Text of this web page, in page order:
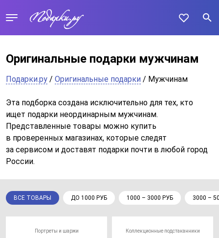
Оригинальные подарки мужчинам
Подарки.ру / Оригинальные подарки / Мужчинам
Эта подборка создана исключительно для тех, кто
ищет подарки неординарным мужчинам.
Представленные товары можно купить
в проверенных магазинах, которые следят
за сервисом и доставят подарки почти в любой город
России.
ВСЕ ТОВАРЫ ДО 1000 РУБ 1000 – 3000 РУБ 3000 –
Портреты и шаржи Коллекционные подстаканники